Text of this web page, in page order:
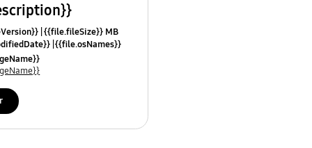
{{file.fileSize}} MB
{{file.osNames}}